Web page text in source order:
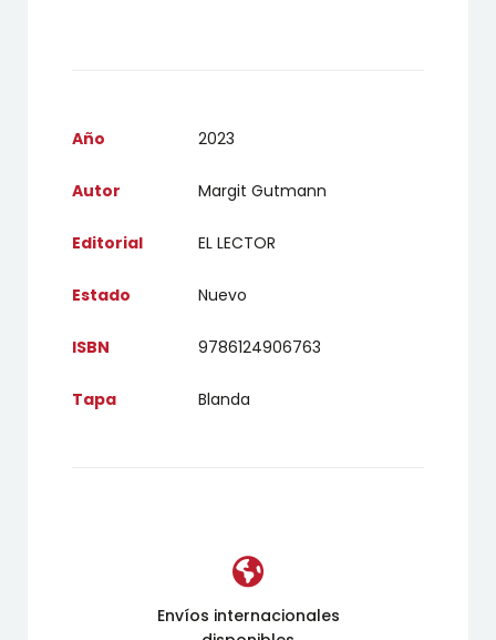
Año 2023
Autor Margit Gutmann
Editorial EL LECTOR
Estado Nuevo
ISBN 9786124906763
Tapa Blanda
Envíos internacionales